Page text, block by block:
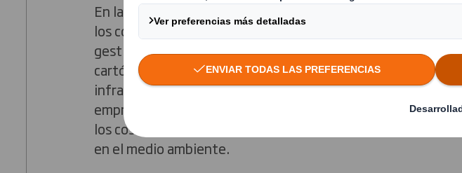
En la división de reciclaje de DS Smith, combinamos
los conocimientos técnicos de nuestros equipos de
gestión de residuos industriales y reciclaje de
cartón, papel y otros materiales con una
infraestructura inigualable para ayudar a las
empresas a aumentar sus tasas de reciclaje, reducir
los costes y limitar el impacto de sus operaciones
en el medio ambiente.